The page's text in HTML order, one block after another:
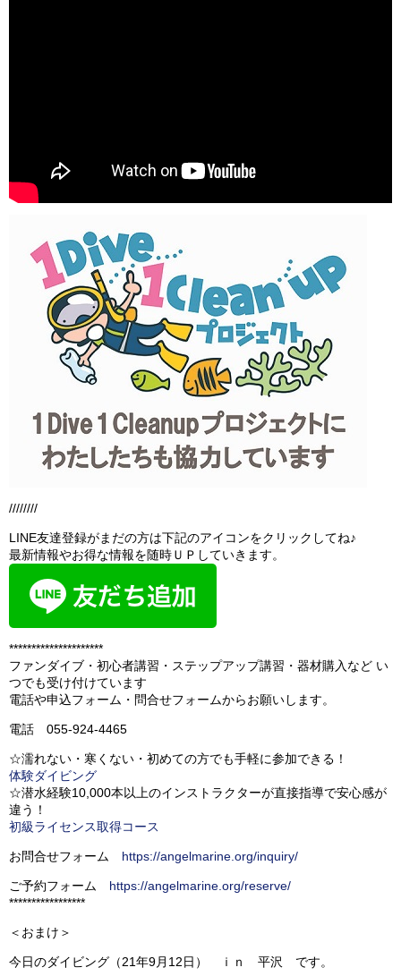
////////
LINE友達登録がまだの方は下記のアイコンをクリックしてね♪
最新情報やお得な情報を随時ＵＰしていきます。
*********************
ファンダイブ・初心者講習・ステップアップ講習・器材購入など い
つでも受け付けています
電話や申込フォーム・問合せフォームからお願いします。
電話 055-924-4465
☆濡れない・寒くない・初めての方でも手軽に参加できる！
体験ダイビング
☆潜水経験10,000本以上のインストラクターが直接指導で安心感が
違う！
初級ライセンス取得コース
お問合せフォーム https://angelmarine.org/inquiry/
ご予約フォーム https://angelmarine.org/reserve/
*****************
＜おまけ＞
今日のダイビング（21年9月12日） ｉｎ 平沢 です。